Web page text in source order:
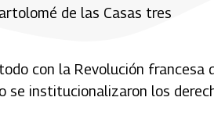
de las Casas tres
con la Revolución francesa
se institucionalizaron los